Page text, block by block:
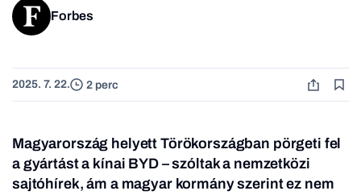
Forbes
2025. 7. 22. 2 perc
Magyarország helyett Törökországban pörgeti fel
a gyártást a kínai BYD – szóltak a nemzetközi
sajtóhírek, ám a magyar kormány szerint ez nem